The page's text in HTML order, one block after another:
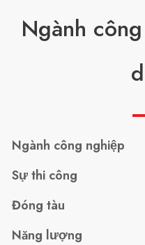
Ngành
Ngành công nghiệp
Sự thi công
Đóng tàu
Năng lượng